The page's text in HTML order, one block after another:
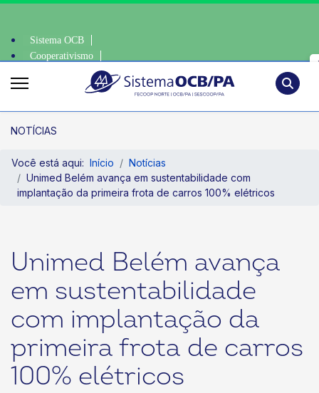
Sistema OCB
Cooperativismo
NOTÍCIAS
Você está aqui: Início
Notícias
Unimed Belém avança em sustentabilidade com
implantação da primeira frota de carros 100% elétricos
Unimed Belém avança
em sustentabilidade
com implantação da
primeira frota de carros
100% elétricos